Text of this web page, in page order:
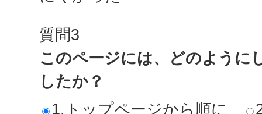
質問3
このページには、どのように
したか？
1.トップページから順に